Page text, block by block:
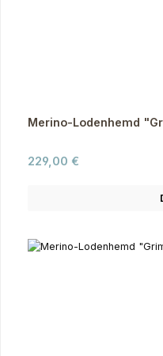
Merino-Lodenhemd
Regulärer Preis:
229,00 €